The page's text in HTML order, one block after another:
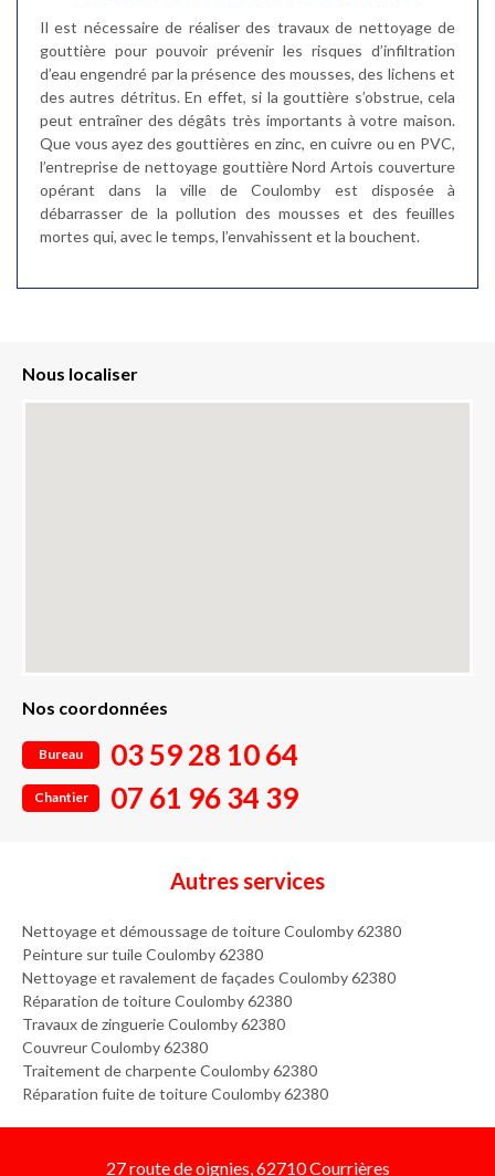
Il est nécessaire de réaliser des travaux de nettoyage de
gouttière pour pouvoir prévenir les risques d’infiltration
d’eau engendré par la présence des mousses, des lichens et
des autres détritus. En effet, si la gouttière s’obstrue, cela
peut entraîner des dégâts très importants à votre maison.
Que vous ayez des gouttières en zinc, en cuivre ou en PVC,
l’entreprise de nettoyage gouttière Nord Artois couverture
opérant dans la ville de Coulomby est disposée à
débarrasser de la pollution des mousses et des feuilles
mortes qui, avec le temps, l’envahissent et la bouchent.
Nous localiser
Nos coordonnées
Bureau 03 59 28 10 64
Chantier 07 61 96 34 39
Autres services
Nettoyage et démoussage de toiture Coulomby 62380
Peinture sur tuile Coulomby 62380
Nettoyage et ravalement de façades Coulomby 62380
Réparation de toiture Coulomby 62380
Travaux de zinguerie Coulomby 62380
Couvreur Coulomby 62380
Traitement de charpente Coulomby 62380
Réparation fuite de toiture Coulomby 62380
27 route de oignies, 62710 Courrières